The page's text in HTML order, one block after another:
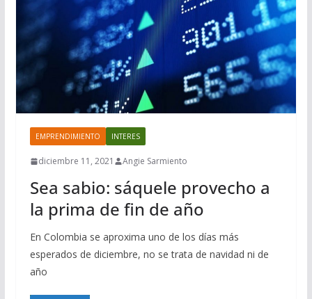
EMPRENDIMIENTO INTERES
diciembre 11, 2021 Angie Sarmiento
Sea sabio: sáquele provecho a
la prima de fin de año
En Colombia se aproxima uno de los días más
esperados de diciembre, no se trata de navidad ni de
año